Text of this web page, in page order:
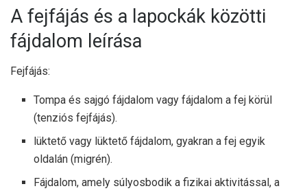
A fejfájás és a lapockák közötti
fájdalom leírása
Fejfájás:
Tompa és sajgó fájdalom vagy fájdalom a fej körül
(tenziós fejfájás).
lüktető vagy lüktető fájdalom, gyakran a fej egyik
oldalán (migrén).
Fájdalom, amely súlyosbodik a fizikai aktivitással, a